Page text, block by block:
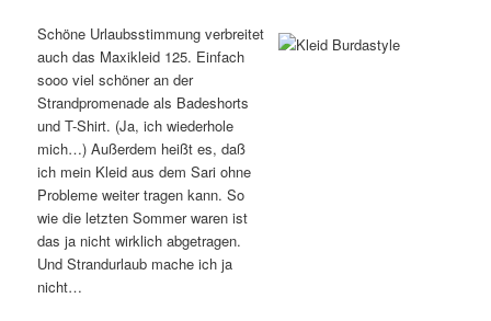
Schöne Urlaubsstimmung verbreitet
auch das Maxikleid 125. Einfach
sooo viel schöner an der
Strandpromenade als Badeshorts
und T-Shirt. (Ja, ich wiederhole
mich…) Außerdem heißt es, daß
ich mein Kleid aus dem Sari ohne
Probleme weiter tragen kann. So
wie die letzten Sommer waren ist
das ja nicht wirklich abgetragen.
Und Strandurlaub mache ich ja
nicht…